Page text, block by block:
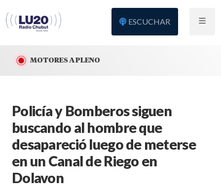
ESCUCHAR
MOTORES A PLENO
Policía y Bomberos siguen
buscando al hombre que
desapareció luego de meterse
en un Canal de Riego en
Dolavon